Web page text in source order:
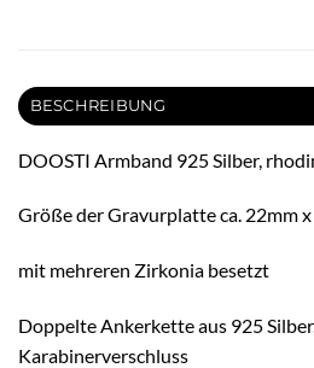
BESCHREIBUNG
DOOSTI Armband 925 Silber,
Größe der Gravurplatte ca. 22mm
mit mehreren Zirkonia besetzt
Doppelte Ankerkette aus 925
Karabinerverschluss